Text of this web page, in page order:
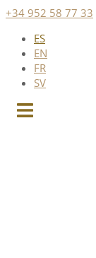
Saltar
contenido
+34 952 58 77 33
ES
EN
FR
SV